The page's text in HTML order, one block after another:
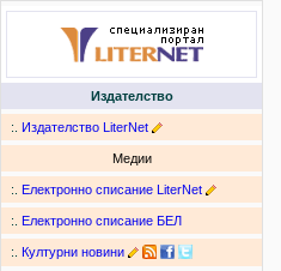
Издателство
:. Издателство LiterNet
Медии
:. Електронно списание LiterNet
:. Електронно списание БЕЛ
:. Културни новини